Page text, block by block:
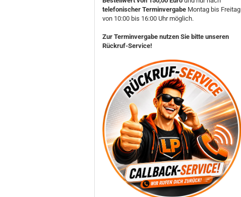
telefonischer Terminvergabe Montag bis Freitag
von 10:00 bis 16:00 Uhr möglich.
Zur Terminvergabe nutzen Sie bitte unseren
Rückruf-Service!